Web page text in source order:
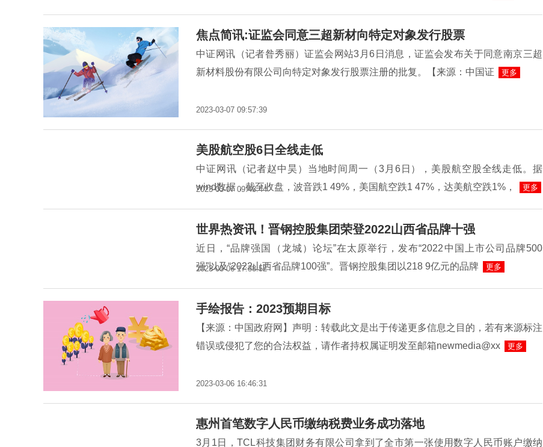
焦点简讯:证监会同意三超新材向特定对象发行股票
中证网讯（记者昝秀丽）证监会网站3月6日消息，证监会发布关于同意南京三超
新材料股份有限公司向特定对象发行股票注册的批复。【来源：中国证
更多
2023-03-07 09:57:39
美股航空股6日全线走低
中证网讯（记者赵中昊）当地时间周一（3月6日），美股航空股全线走低。据
wind数据，截至收盘，波音跌1 49%，美国航空跌1 47%，达美航空跌1%，
更多
2023-03-07 09:43:44
世界热资讯！晋钢控股集团荣登2022山西省品牌十强
近日，“品牌强国（龙城）论坛”在太原举行，发布“2022中国上市公司品牌500
强”以及“2022山西省品牌100强”。晋钢控股集团以218 9亿元的品牌
更多
2023-03-06 17:38:52
手绘报告：2023预期目标
【来源：中国政府网】声明：转载此文是出于传递更多信息之目的，若有来源标注
错误或侵犯了您的合法权益，请作者持权属证明发至邮箱newmedia@xx
更多
2023-03-06 16:46:31
惠州首笔数字人民币缴纳税费业务成功落地
3月1日，TCL科技集团财务有限公司拿到了全市第一张使用数字人民币账户缴纳